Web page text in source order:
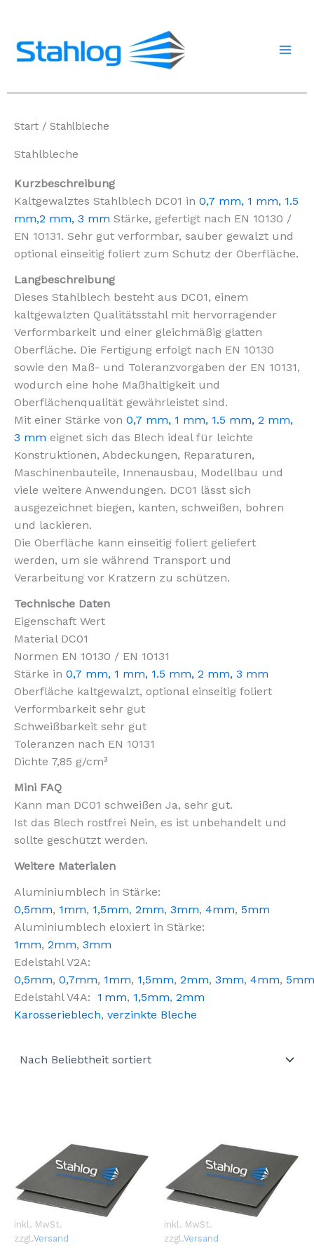
springen
Start / Stahlbleche
Stahlbleche
Kurzbeschreibung
Kaltgewalztes Stahlblech DC01 in 0,7 mm, 1 mm, 1.5
mm,2 mm, 3 mm Stärke, gefertigt nach EN 10130 /
EN 10131. Sehr gut verformbar, sauber gewalzt und
optional einseitig foliert zum Schutz der Oberfläche.
Langbeschreibung
Dieses Stahlblech besteht aus DC01, einem
kaltgewalzten Qualitätsstahl mit hervorragender
Verformbarkeit und einer gleichmäßig glatten
Oberfläche. Die Fertigung erfolgt nach EN 10130
sowie den Maß- und Toleranzvorgaben der EN 10131,
wodurch eine hohe Maßhaltigkeit und
Oberflächenqualität gewährleistet sind.
Mit einer Stärke von 0,7 mm, 1 mm, 1.5 mm, 2 mm,
3 mm eignet sich das Blech ideal für leichte
Konstruktionen, Abdeckungen, Reparaturen,
Maschinenbauteile, Innenausbau, Modellbau und
viele weitere Anwendungen. DC01 lässt sich
ausgezeichnet biegen, kanten, schweißen, bohren
und lackieren.
Die Oberfläche kann einseitig foliert geliefert
werden, um sie während Transport und
Verarbeitung vor Kratzern zu schützen.
Technische Daten
Eigenschaft Wert
Material DC01
Normen EN 10130 / EN 10131
Stärke in 0,7 mm, 1 mm, 1.5 mm, 2 mm, 3 mm
Oberfläche kaltgewalzt, optional einseitig foliert
Verformbarkeit sehr gut
Schweißbarkeit sehr gut
Toleranzen nach EN 10131
Dichte 7,85 g/cm³
Mini FAQ
Kann man DC01 schweißen Ja, sehr gut.
Ist das Blech rostfrei Nein, es ist unbehandelt und
sollte geschützt werden.
Weitere Materialen
Aluminiumblech in Stärke:
0,5mm, 1mm, 1,5mm, 2mm, 3mm, 4mm, 5mm
Aluminiumblech eloxiert in Stärke:
1mm, 2mm, 3mm
Edelstahl V2A:
0,5mm, 0,7mm, 1mm, 1,5mm, 2mm, 3mm, 4mm, 5mm
Edelstahl V4A: 1 mm, 1,5mm, 2mm
Karosserieblech, verzinkte Bleche
inkl. MwSt.
zzgl.Versand
inkl. MwSt.
zzgl.Versand